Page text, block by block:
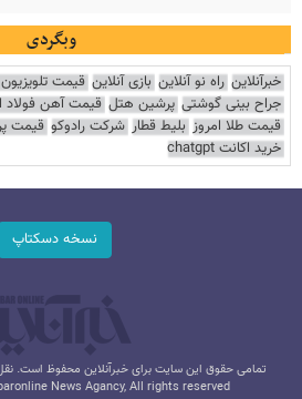
وبگردی
خبرآنلاین راه نو آنلاین بازی آنلاین قیمت
جراح بینی گوشتی پرشین هتل قیمت آهن فولاد
قیمت طلا امروز بلیط قطار شرکت رادوکو قیمت
خرید اکانت chatgpt
نسخه دسکتاپ
تمامی حقوق این سایت برای خبرآنلاین محفوظ است.
News Agancy, All rights reserved